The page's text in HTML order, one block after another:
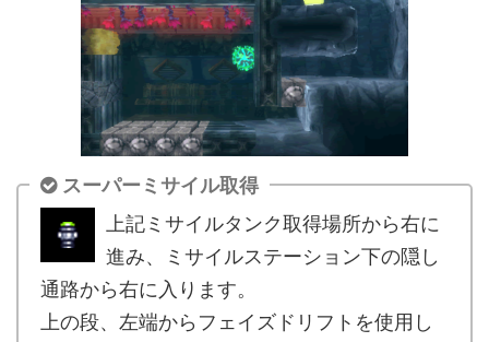
スーパーミサイル取得
上記ミサイルタンク取得場所から右に
進み、ミサイルステーション下の隠し
通路から右に入ります。
上の段、左端からフェイズドリフトを使用し